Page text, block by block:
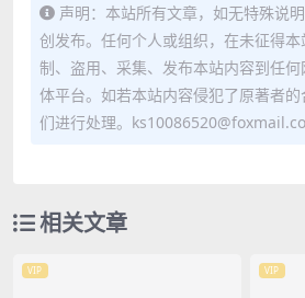
声明：本站所有文章，如无特殊说
创发布。任何个人或组织，在未征得
制、盗用、采集、发布本站内容到任
体平台。如若本站内容侵犯了原著者
们进行处理。
相关文章
VIP VIP